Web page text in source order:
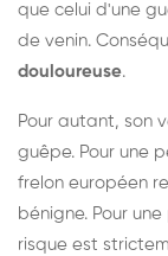
que celui d'une
de venin.
douloureuse.
Pour autant, son
guêpe. Pour une
frelon européen
bénigne. Pour
risque est